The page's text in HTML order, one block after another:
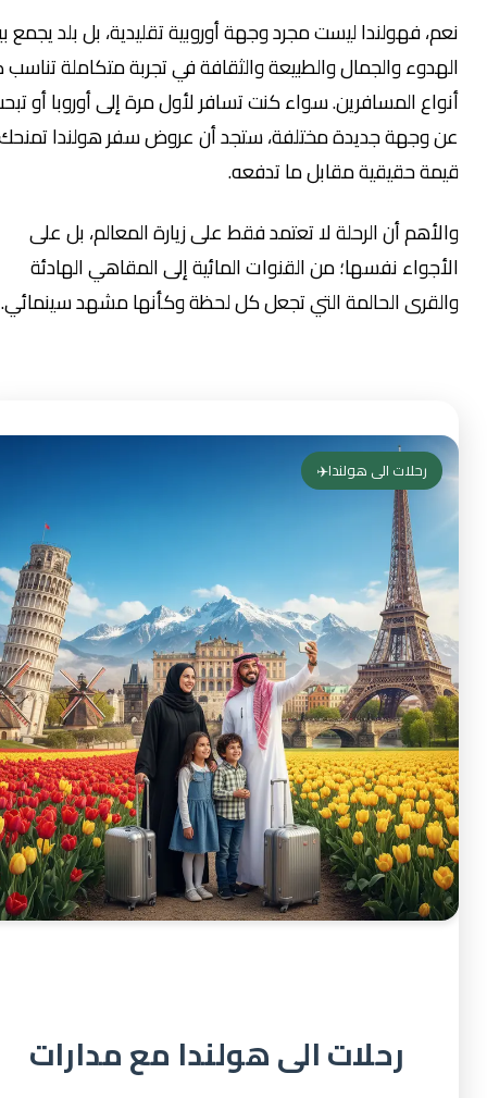
فهولندا ليست مجرد وجهة أوروبية تقليدية، بل بلد يجمع بين
والجمال والطبيعة والثقافة في تجربة متكاملة تناسب كل
المسافرين. سواء كنت تسافر لأول مرة إلى أوروبا أو تبحث
وجهة جديدة مختلفة، ستجد أن عروض سفر هولندا تمنحك
حقيقية مقابل ما تدفعه.
أن الرحلة لا تعتمد فقط على زيارة المعالم، بل على
نفسها؛ من القنوات المائية إلى المقاهي الهادئة
الحالمة التي تجعل كل لحظة وكأنها مشهد سينمائي.
رحلات الى هولندا✈️
رحلات الى هولندا مع مدارات